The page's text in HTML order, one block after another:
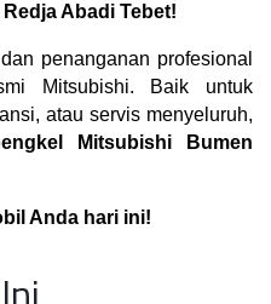
Abadi Tebet!
penanganan profesional
Mitsubishi. Baik untuk
atau servis menyeluruh,
Mitsubishi Bumen
Anda hari ini!